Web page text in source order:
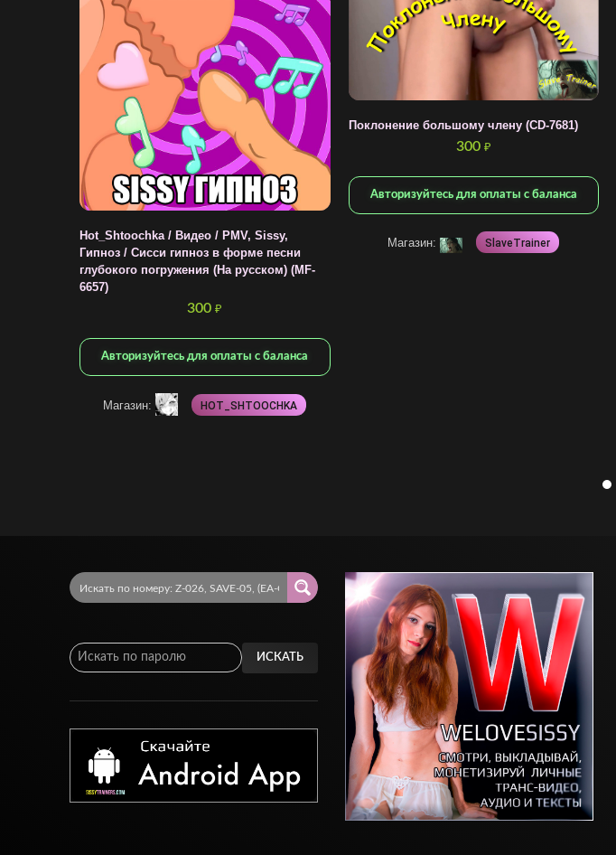
Hot_Shtoochka / Видео / PMV, Sissy,
Гипноз / Сисси гипноз в форме песни
глубокого погружения (На русском) (MF-
6657)
300₽
Авторизуйтесь для оплаты с баланса
Магазин: HOT_SHTOOCHKA
Поклонение большому члену (CD-7681)
300 ₽
Авторизуйтесь для оплаты с баланса
Магазин: SlaveTrainer
ИСКАТЬ